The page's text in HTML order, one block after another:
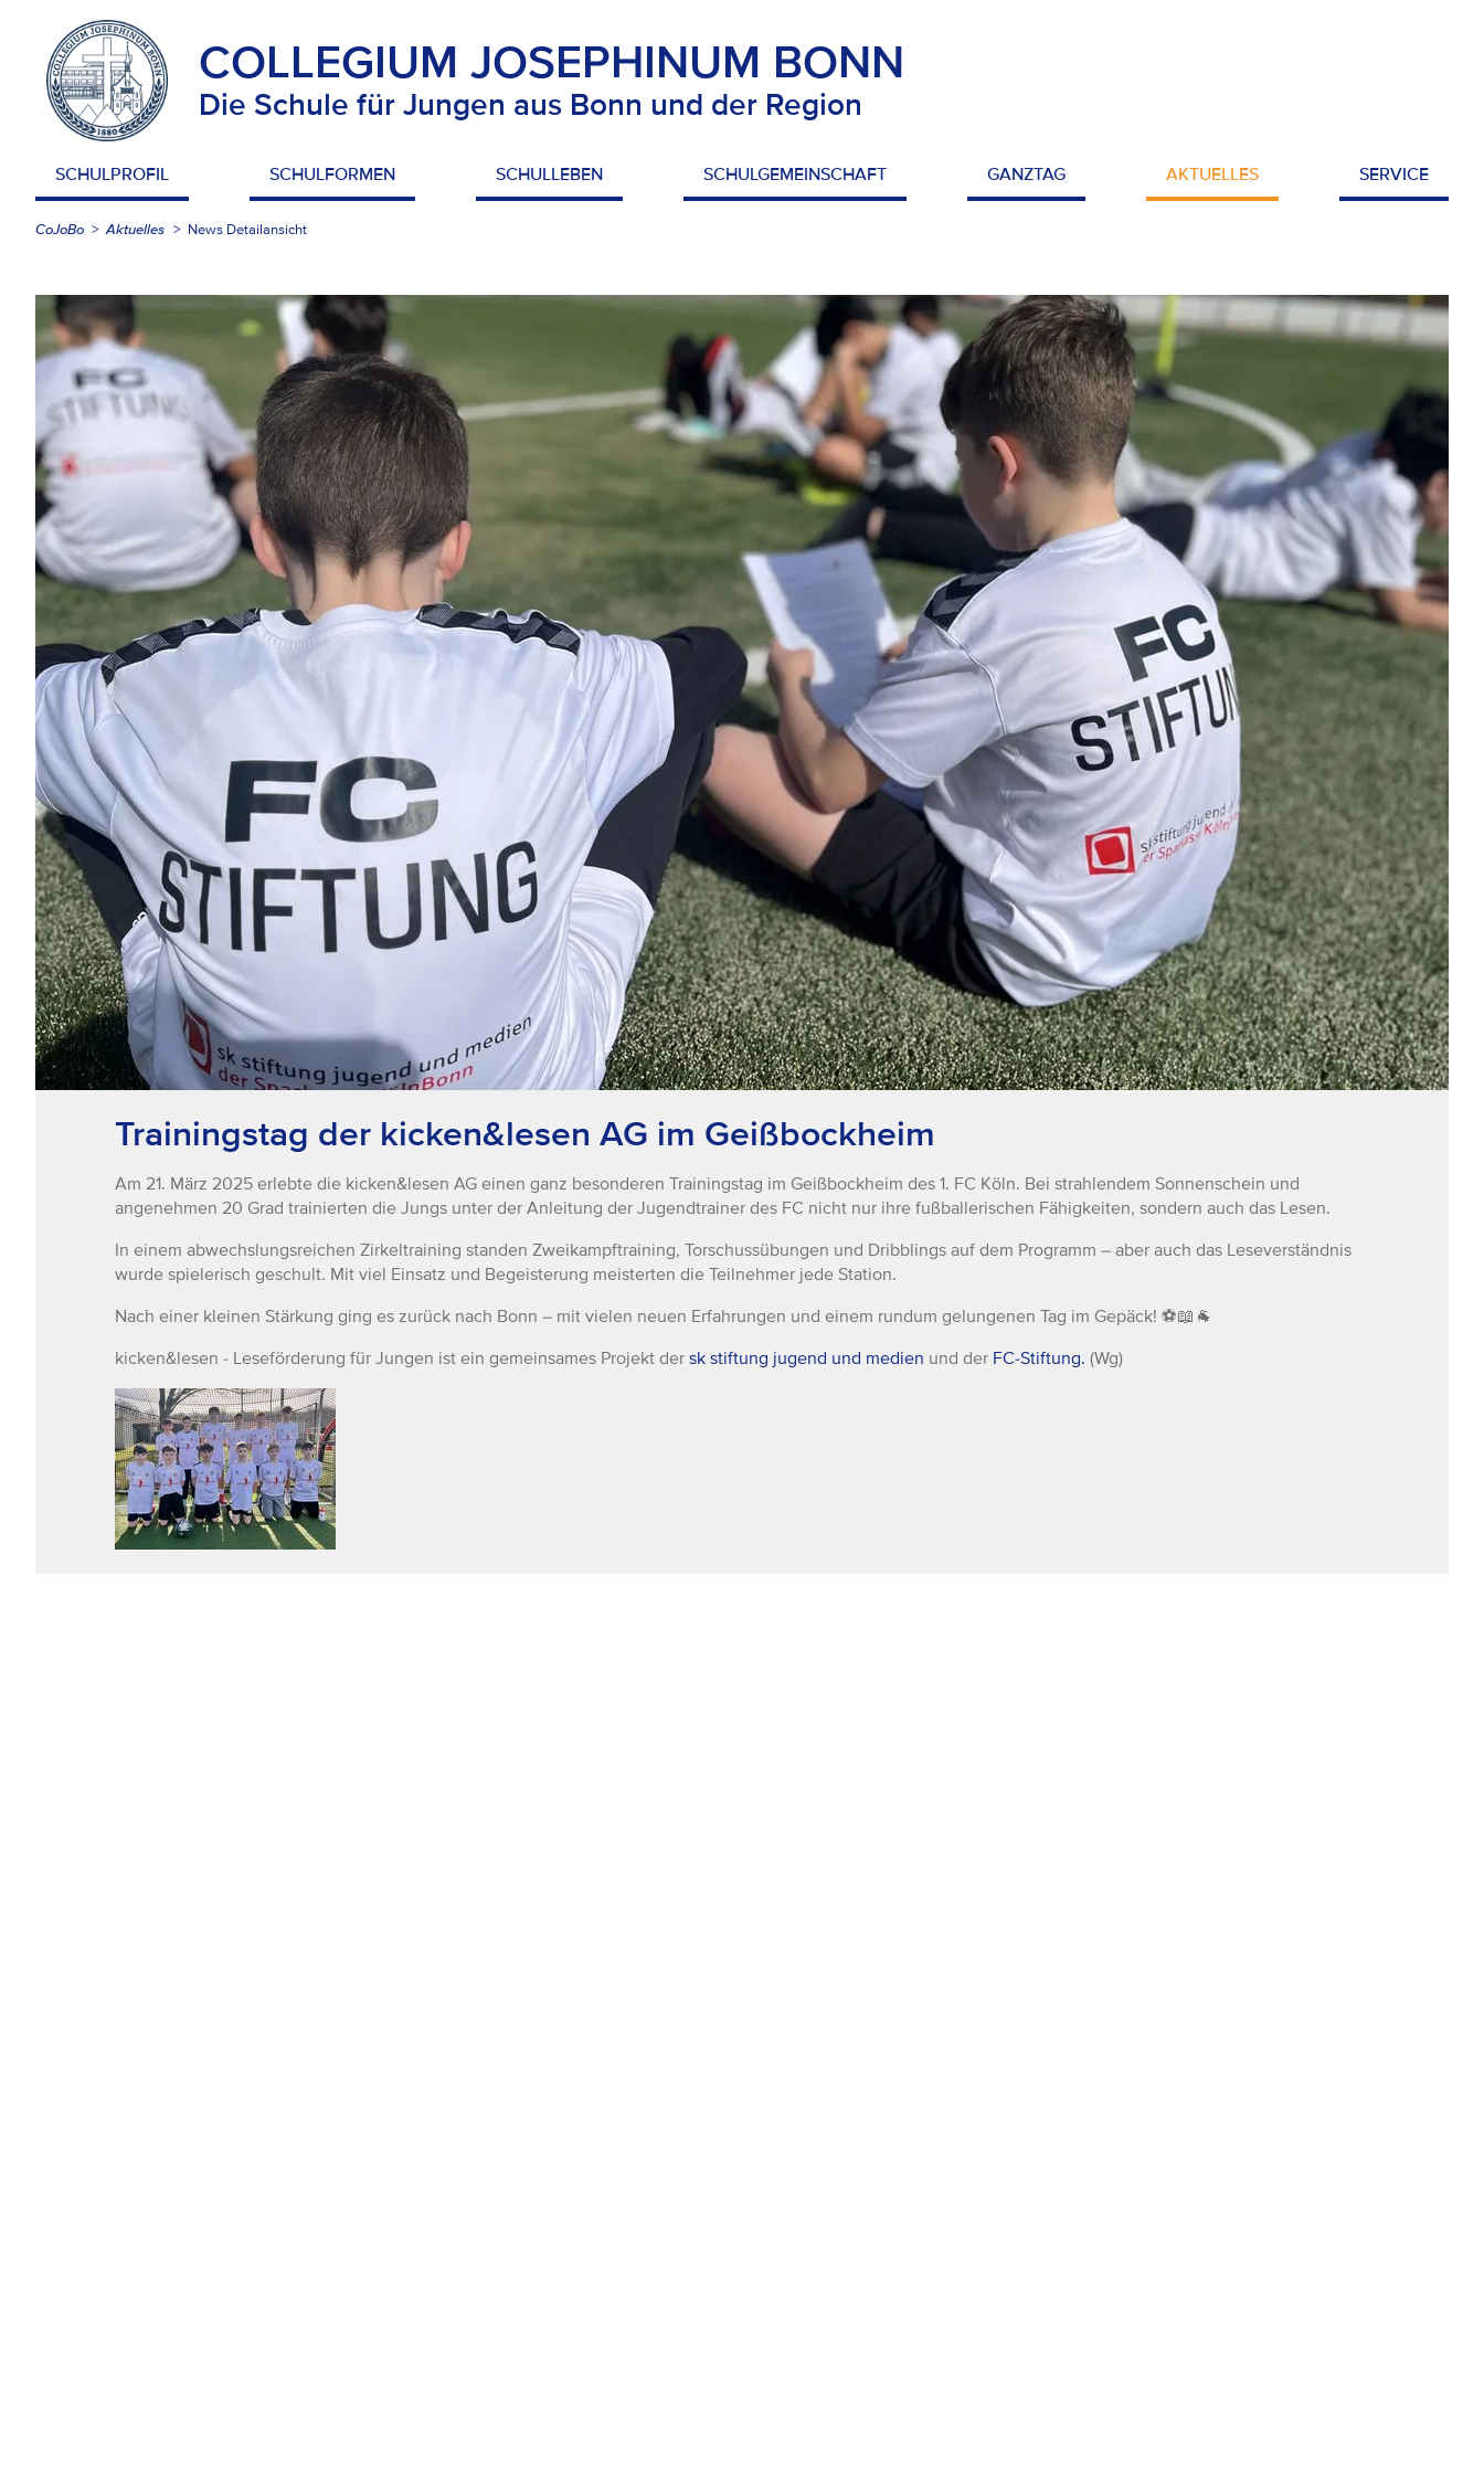
COLLEGIUM JOSEPHINUM BONN
Die Schule für Jungen aus Bonn und der Region
SCHULPROFIL SCHULFORMEN SCHULLEBEN SCHULGEMEINSCHAFT GANZTAG AKTUELLES SERVICE
CoJoBo Aktuelles News Detailansicht
Trainingstag der kicken&lesen AG im Geißbockheim
Am 21. März 2025 erlebte die kicken&lesen AG einen ganz besonderen Trainingstag im Geißbockheim des 1. FC Köln. Bei strahlendem Sonnenschein und
angenehmen 20 Grad trainierten die Jungs unter der Anleitung der Jugendtrainer des FC nicht nur ihre fußballerischen Fähigkeiten, sondern auch das Lesen.
In einem abwechslungsreichen Zirkeltraining standen Zweikampftraining, Torschussübungen und Dribblings auf dem Programm – aber auch das Leseverständnis
wurde spielerisch geschult. Mit viel Einsatz und Begeisterung meisterten die Teilnehmer jede Station.
Nach einer kleinen Stärkung ging es zurück nach Bonn – mit vielen neuen Erfahrungen und einem rundum gelungenen Tag im Gepäck! ⚽📖🐐
kicken&lesen - Leseförderung für Jungen ist ein gemeinsames Projekt der sk stiftung jugend und medien und der FC-Stiftung. (Wg)